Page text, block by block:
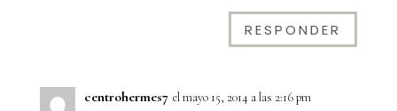
RESPONDER
centrohermes7 el mayo 15, 2014 a las 2:16 pm